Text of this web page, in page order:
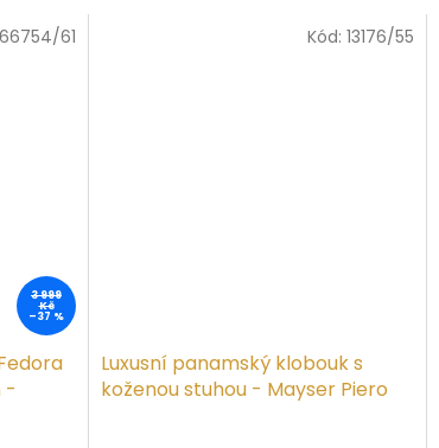
3 999
Kč
–37 %
-
61
Luxusní panamský klobouk s
koženou stuhou - Mayser Piero
Kód: 13176/55